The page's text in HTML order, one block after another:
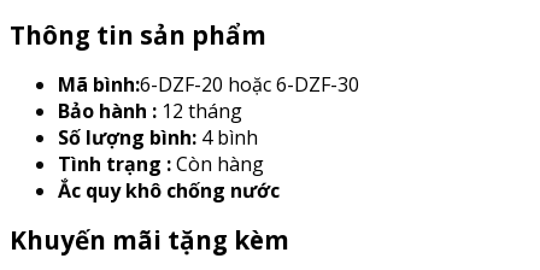
Thông tin sản phẩm
Mã bình:6-DZF-20 hoặc 6-DZF-30
Bảo hành : 12 tháng
Số lượng bình: 4 bình
Tình trạng :Còn hàng
Ắc quy khô chống nước
Khuyến mãi tặng kèm